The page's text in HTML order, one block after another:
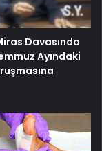
Davasında
Ayındaki